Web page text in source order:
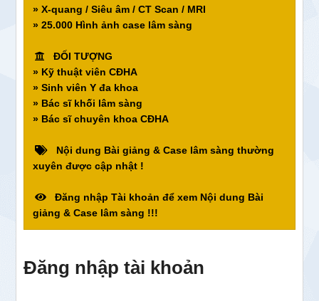
» X-quang / Siêu âm / CT Scan / MRI
» 25.000 Hình ảnh case lâm sàng
ĐỐI TƯỢNG
» Kỹ thuật viên CĐHA
» Sinh viên Y đa khoa
» Bác sĩ khối lâm sàng
» Bác sĩ chuyên khoa CĐHA
Nội dung Bài giảng & Case lâm sàng thường
xuyên được cập nhật !
Đăng nhập Tài khoản để xem Nội dung Bài
giảng & Case lâm sàng !!!
Đăng nhập tài khoản